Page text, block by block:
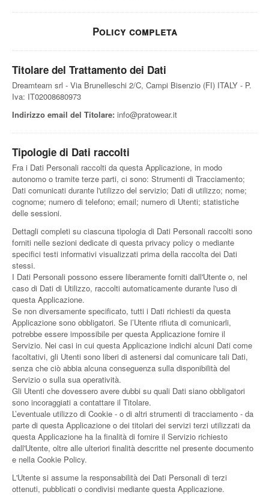
Policy completa
Titolare del Trattamento dei Dati
Dreamteam srl - Via Brunelleschi 2/C, Campi Bisenzio (FI) ITALY - P.
Iva: IT02008680973
Indirizzo email del Titolare: info@pratowear.it
Tipologie di Dati raccolti
Fra i Dati Personali raccolti da questa Applicazione, in modo
autonomo o tramite terze parti, ci sono: Strumenti di Tracciamento;
Dati comunicati durante l'utilizzo del servizio; Dati di utilizzo; nome;
cognome; numero di telefono; email; numero di Utenti; statistiche
delle sessioni.
Dettagli completi su ciascuna tipologia di Dati Personali raccolti sono
forniti nelle sezioni dedicate di questa privacy policy o mediante
specifici testi informativi visualizzati prima della raccolta dei Dati
stessi.
I Dati Personali possono essere liberamente forniti dall'Utente o, nel
caso di Dati di Utilizzo, raccolti automaticamente durante l'uso di
questa Applicazione.
Se non diversamente specificato, tutti i Dati richiesti da questa
Applicazione sono obbligatori. Se l’Utente rifiuta di comunicarli,
potrebbe essere impossibile per questa Applicazione fornire il
Servizio. Nei casi in cui questa Applicazione indichi alcuni Dati come
facoltativi, gli Utenti sono liberi di astenersi dal comunicare tali Dati,
senza che ciò abbia alcuna conseguenza sulla disponibilità del
Servizio o sulla sua operatività.
Gli Utenti che dovessero avere dubbi su quali Dati siano obbligatori
sono incoraggiati a contattare il Titolare.
L’eventuale utilizzo di Cookie - o di altri strumenti di tracciamento - da
parte di questa Applicazione o dei titolari dei servizi terzi utilizzati da
questa Applicazione ha la finalità di fornire il Servizio richiesto
dall'Utente, oltre alle ulteriori finalità descritte nel presente documento
e nella Cookie Policy.
L'Utente si assume la responsabilità dei Dati Personali di terzi
ottenuti, pubblicati o condivisi mediante questa Applicazione.